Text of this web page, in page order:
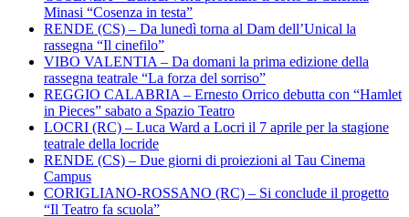
Minasi “Cosenza in testa”
RENDE (CS) – Da lunedì torna al Dam dell’Unical la
rassegna “Il cinefilo”
VIBO VALENTIA – Da domani la prima edizione della
rassegna teatrale “La forza del sorriso”
REGGIO CALABRIA – Ernesto Orrico debutta con “Hamlet
in Pieces” sabato a Spazio Teatro
LOCRI (RC) – Luca Ward a Locri il 7 aprile per la stagione
teatrale della locride
RENDE (CS) – Due giorni di proiezioni al Tau Cinema
Campus
CORIGLIANO-ROSSANO (RC) – Si conclude il progetto
“Il Teatro fa scuola”